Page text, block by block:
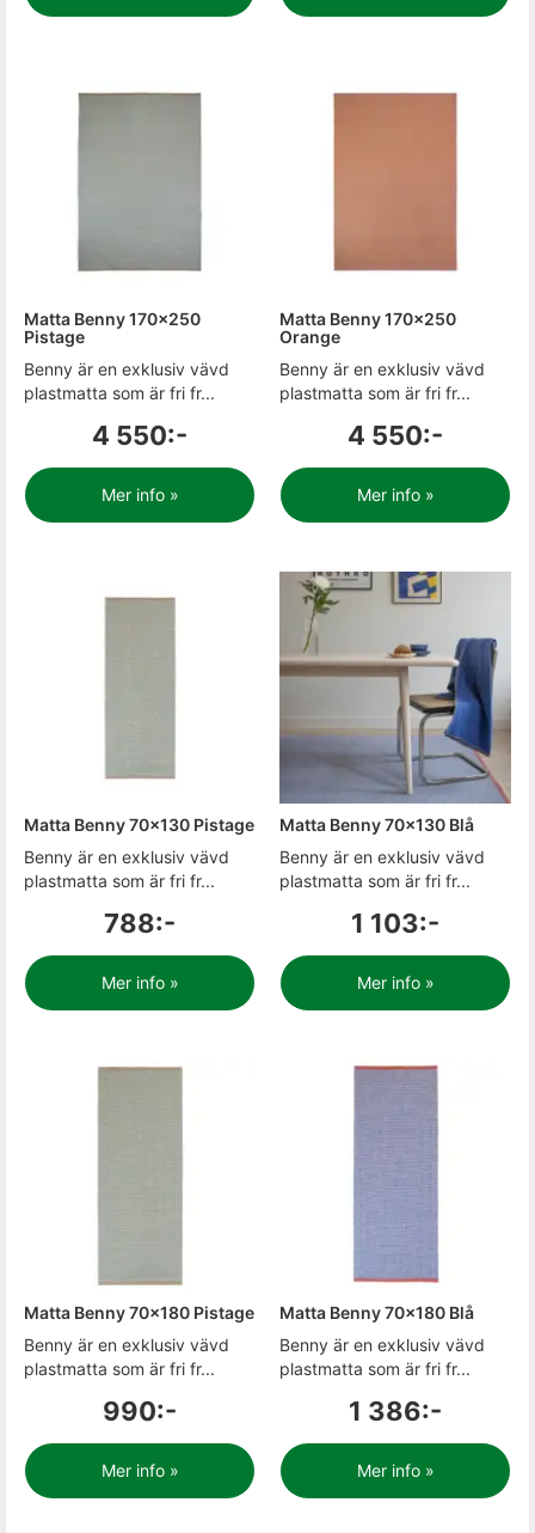
Matta Benny 170x250
Pistage
Benny är en exklusiv vävd
plastmatta som är fri fr...
4 550:-
Mer info »
Matta Benny 170x250
Orange
Benny är en exklusiv vävd
plastmatta som är fri fr...
4 550:-
Mer info »
Matta Benny 70x130 Pistage
Benny är en exklusiv vävd
plastmatta som är fri fr...
788:-
Mer info »
Matta Benny 70x130 Blå
Benny är en exklusiv vävd
plastmatta som är fri fr...
1 103:-
Mer info »
Matta Benny 70x180 Pistage
Benny är en exklusiv vävd
plastmatta som är fri fr...
990:-
Mer info »
Matta Benny 70x180 Blå
Benny är en exklusiv vävd
plastmatta som är fri fr...
1 386:-
Mer info »